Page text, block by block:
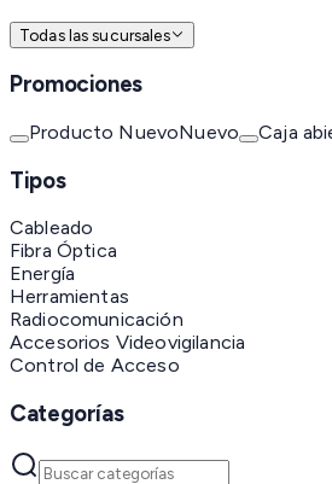
Todas las sucursales
Promociones
Producto NuevoNuevo Caja
Tipos
Cableado
Fibra Óptica
Energía
Herramientas
Radiocomunicación
Accesorios Videovigilancia
Control de Acceso
Categorías